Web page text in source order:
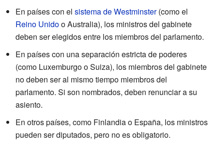
En países con el sistema de Westminster(como el
Reino Unidoo Australia), los ministros del gabinete
deben ser elegidos entre los miembros del parlamento.
En países con una separación estricta de poderes
(como Luxemburgo o Suiza), los miembros del gabinete
no deben ser al mismo tiempo miembros del
parlamento. Si son nombrados, deben renunciar a su
asiento.
En otros países, como Finlandia o España, los ministros
pueden ser diputados, pero no es obligatorio.